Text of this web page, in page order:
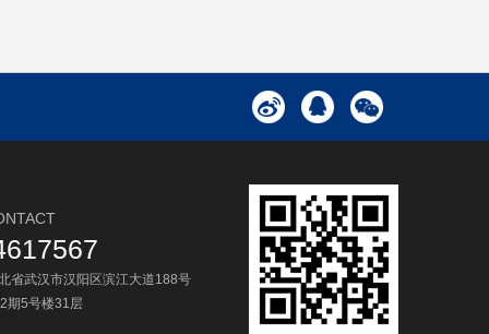
省武汉市汉阳区滨江大道188号
期5号楼31层